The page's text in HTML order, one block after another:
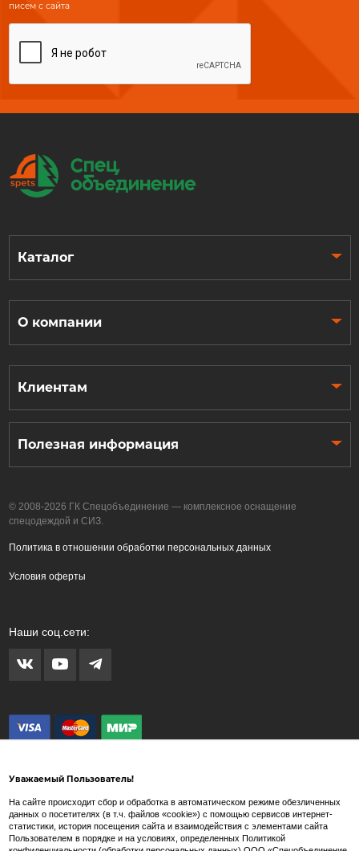
писем с сайта
Каталог
О компании
Клиентам
Полезная информация
© 2008-2026 ГК Спецобъединение — комплексное оснащение
спецодеждой и СИЗ.
Политика в отношении обработки персональных данных
Условия оферты
Наши соц.сети:
Внимание! Любые изображения на сайте www.spets.ru носят художественный
характер и не являются рекламными изображениями продаваемых товаров. Внешний
Уважаемый Пользователь!
На сайте происходит сбор и обработка в автоматическом режиме обезличенных
данных о посетителях (в т.ч. файлов «cookie») с помощью сервисов интернет-
статистики, история посещения сайта и взаимодействия с элементами сайта
Пользователем в порядке и на условиях, определенных Политикой